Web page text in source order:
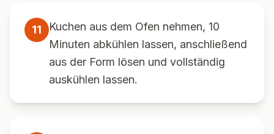
11
Kuchen aus dem Ofen nehmen, 10
Minuten abkühlen lassen, anschließend
aus der Form lösen und vollständig
auskühlen lassen.